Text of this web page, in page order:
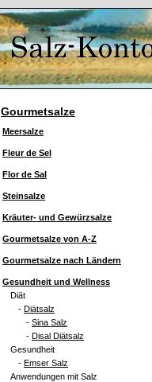
Gourmetsalze
Meersalze
Fleur de Sel
Flor de Sal
Steinsalze
Kräuter- und Gewürzsalze
Gourmetsalze von A-Z
Gourmetsalze nach Ländern
Gesundheit und Wellness
Diät
- Diätsalz
- Sina Salz
- Disal Diätsalz
Gesundheit
- Emser Salz
Anwendungen mit Salz